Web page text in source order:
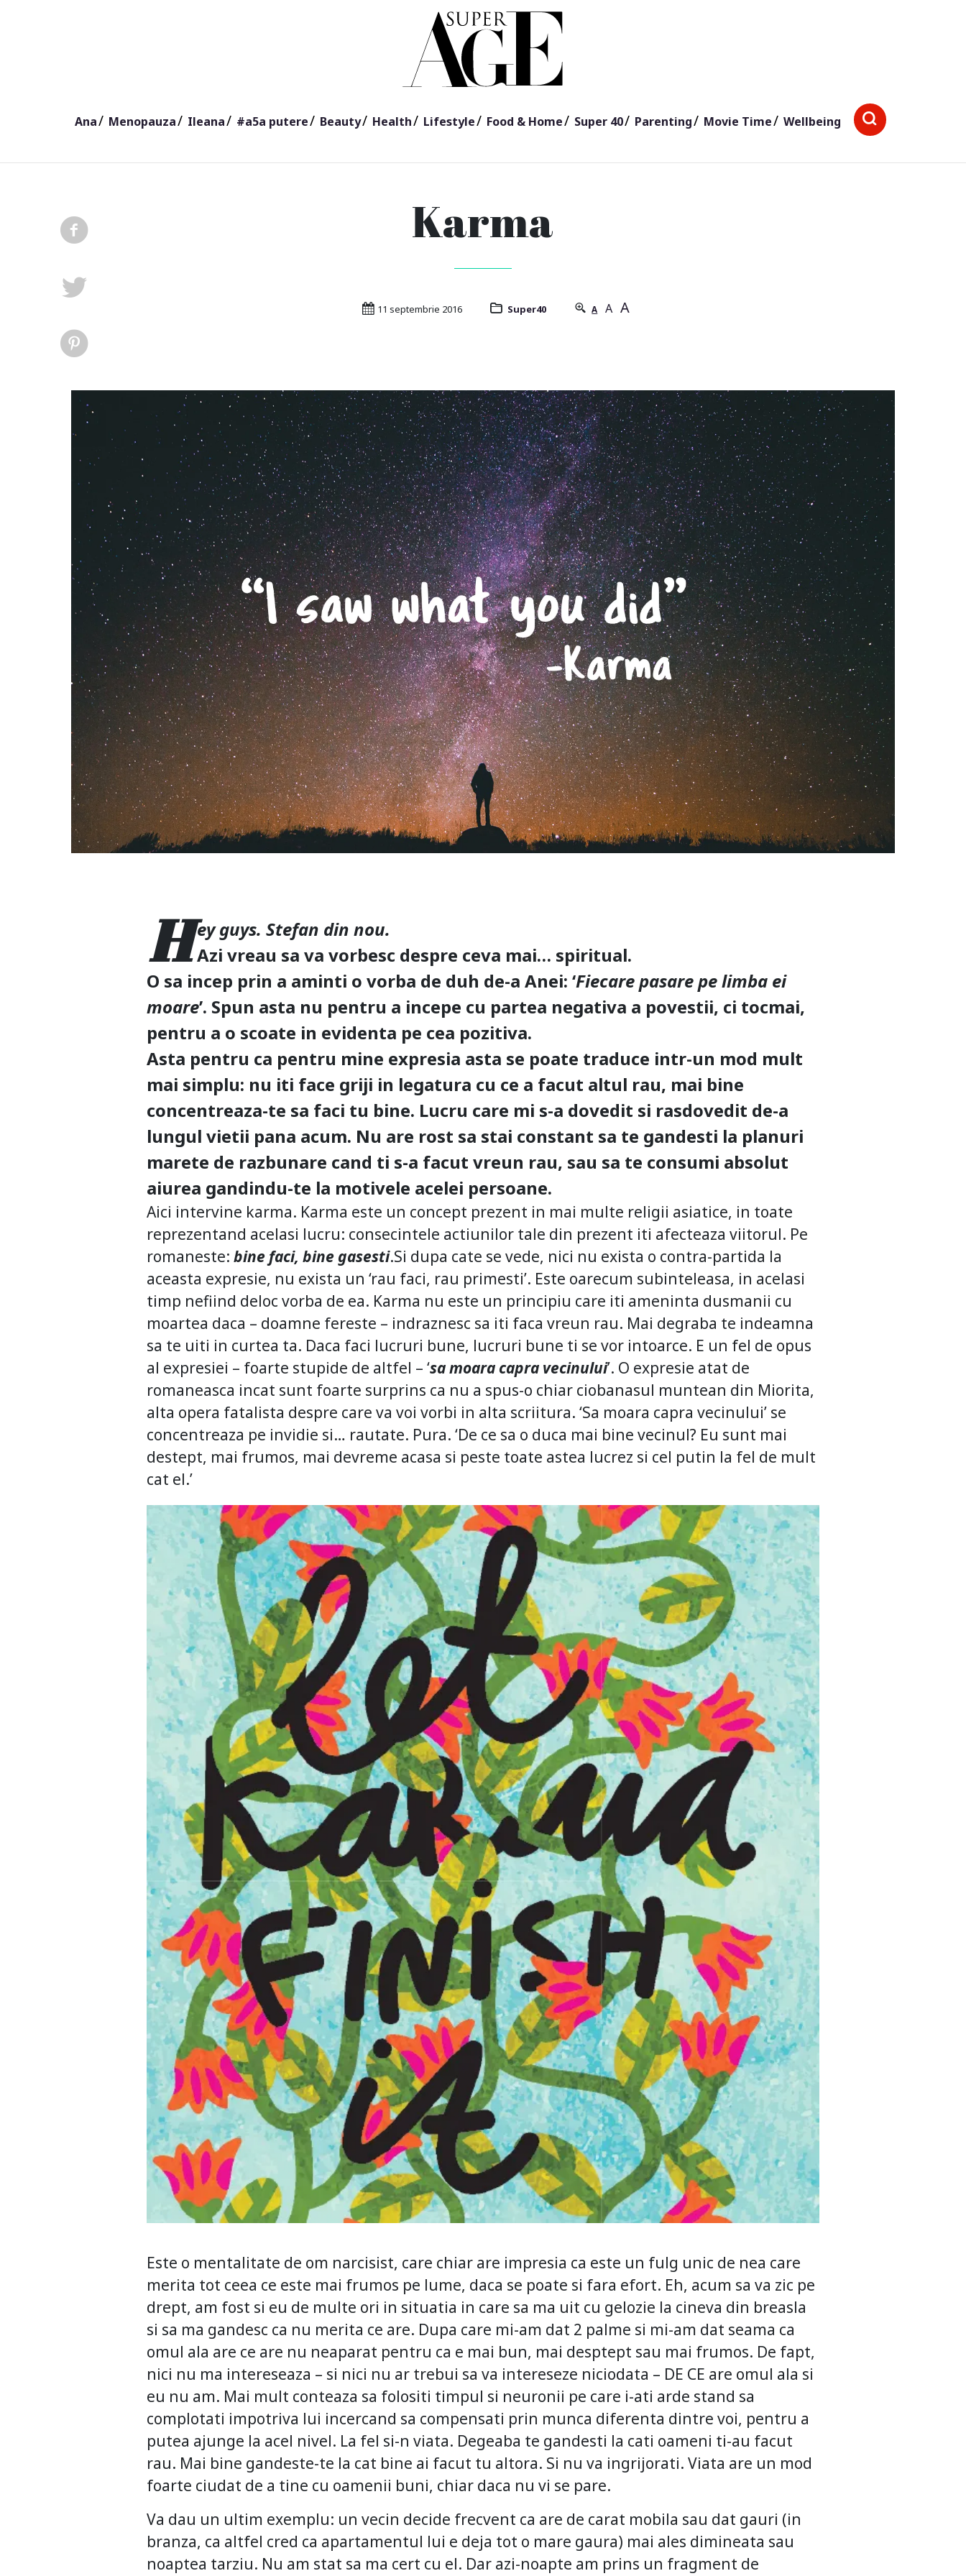
Ana Menopauza Ileana #a5a putere Beauty Health Lifestyle Food & Home Super 40 Parenting Movie Time Wellbeing
Karma
11 septembrie 2016 Super40 A A A
H ey guys. Stefan din nou.
Azi vreau sa va vorbesc despre ceva mai… spiritual.
O sa incep prin a aminti o vorba de duh de-a Anei: ‘Fiecare pasare pe limba ei
moare’. Spun asta nu pentru a incepe cu partea negativa a povestii, ci tocmai,
pentru a o scoate in evidenta pe cea pozitiva.
Asta pentru ca pentru mine expresia asta se poate traduce intr-un mod mult
mai simplu: nu iti face griji in legatura cu ce a facut altul rau, mai bine
concentreaza-te sa faci tu bine. Lucru care mi s-a dovedit si rasdovedit de-a
lungul vietii pana acum. Nu are rost sa stai constant sa te gandesti la planuri
marete de razbunare cand ti s-a facut vreun rau, sau sa te consumi absolut
aiurea gandindu-te la motivele acelei persoane.
Aici intervine karma. Karma este un concept prezent in mai multe religii asiatice, in toate
reprezentand acelasi lucru: consecintele actiunilor tale din prezent iti afecteaza viitorul. Pe
romaneste: bine faci, bine gasesti.Si dupa cate se vede, nici nu exista o contra-partida la
aceasta expresie, nu exista un ‘rau faci, rau primesti’. Este oarecum subinteleasa, in acelasi
timp nefiind deloc vorba de ea. Karma nu este un principiu care iti ameninta dusmanii cu
moartea daca – doamne fereste – indraznesc sa iti faca vreun rau. Mai degraba te indeamna
sa te uiti in curtea ta. Daca faci lucruri bune, lucruri bune ti se vor intoarce. E un fel de opus
al expresiei – foarte stupide de altfel – ‘sa moara capra vecinului’. O expresie atat de
romaneasca incat sunt foarte surprins ca nu a spus-o chiar ciobanasul muntean din Miorita,
alta opera fatalista despre care va voi vorbi in alta scriitura. ‘Sa moara capra vecinului’ se
concentreaza pe invidie si… rautate. Pura. ‘De ce sa o duca mai bine vecinul? Eu sunt mai
destept, mai frumos, mai devreme acasa si peste toate astea lucrez si cel putin la fel de mult
cat el.’
Este o mentalitate de om narcisist, care chiar are impresia ca este un fulg unic de nea care
merita tot ceea ce este mai frumos pe lume, daca se poate si fara efort. Eh, acum sa va zic pe
drept, am fost si eu de multe ori in situatia in care sa ma uit cu gelozie la cineva din breasla
si sa ma gandesc ca nu merita ce are. Dupa care mi-am dat 2 palme si mi-am dat seama ca
omul ala are ce are nu neaparat pentru ca e mai bun, mai desptept sau mai frumos. De fapt,
nici nu ma intereseaza – si nici nu ar trebui sa va intereseze niciodata – DE CE are omul ala si
eu nu am. Mai mult conteaza sa folositi timpul si neuronii pe care i-ati arde stand sa
complotati impotriva lui incercand sa compensati prin munca diferenta dintre voi, pentru a
putea ajunge la acel nivel. La fel si-n viata. Degeaba te gandesti la cati oameni ti-au facut
rau. Mai bine gandeste-te la cat bine ai facut tu altora. Si nu va ingrijorati. Viata are un mod
foarte ciudat de a tine cu oamenii buni, chiar daca nu vi se pare.
Va dau un ultim exemplu: un vecin decide frecvent ca are de carat mobila sau dat gauri (in
branza, ca altfel cred ca apartamentul lui e deja tot o mare gaura) mai ales dimineata sau
noaptea tarziu. Nu am stat sa ma cert cu el. Dar azi-noapte am prins un fragment de